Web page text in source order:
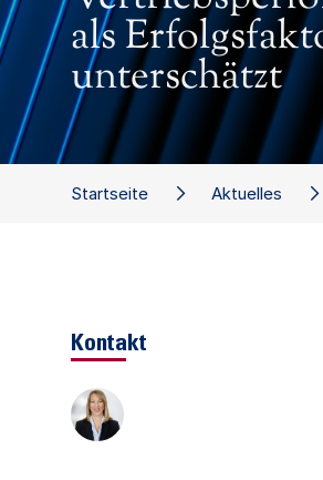
Startseite Aktuelles
Kontakt
als
unterschätzt